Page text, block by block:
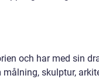
och har med sin
skulptur,